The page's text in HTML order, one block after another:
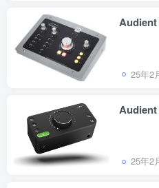
Audient
25年2
Audient
25年2